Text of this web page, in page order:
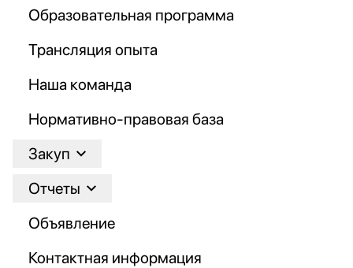
Образовательная программа
Трансляция опыта
Наша команда
Нормативно-правовая база
Закуп
Отчеты
Объявление
Контактная информация